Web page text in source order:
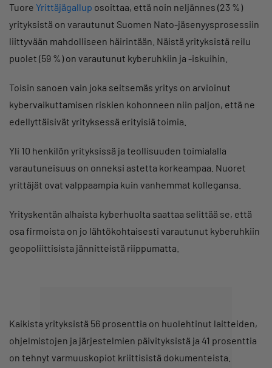
Tuore Yrittäjägallup osoittaa, että noin neljännes (23 %)
yrityksistä on varautunut Suomen Nato-jäsenyysprosessiin
liittyvään mahdolliseen häirintään. Näistä yrityksistä reilu
puolet (59 %) on varautunut kyberuhkiin ja -iskuihin.
Toisin sanoen vain joka seitsemäs yritys on arvioinut
kybervaikuttamisen riskien kohonneen niin paljon, että ne
edellyttäisivät yrityksessä erityisiä toimia.
Yli 10 henkilön yrityksissä ja teollisuuden toimialalla
varautuneisuus on onneksi astetta korkeampaa. Nuoret
yrittäjät ovat valppaampia kuin vanhemmat kollegansa.
Yrityskentän alhaista kyberhuolta saattaa selittää se, että
osa firmoista on jo lähtökohtaisesti varautunut kyberuhkiin
geopoliittisista jännitteistä riippumatta.
Kaikista yrityksistä 56 prosenttia on huolehtinut laitteiden,
ohjelmistojen ja järjestelmien päivityksistä ja 41 prosenttia
on tehnyt varmuuskopiot kriittisistä dokumenteista.